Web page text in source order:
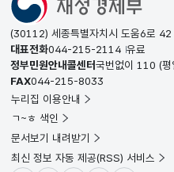
(30112) 세종특별자치시 도움6로 42
대표전화044-215-2114 유료
정부민원안내콜센터국번없이 110 (
FAX044-215-8033
누리집 이용안내
ㄱ~ㅎ 색인
문서보기 내려받기
최신 정보 자동 제공(RSS) 서비스